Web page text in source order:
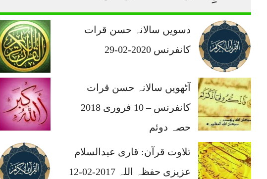
دسویں سالانہ حسن قرات
کانفرنس 2020-02-29
آٹھویں سالانہ حسن قرات
کانفرنس – 10 فروری 2018
حصہ دوئم
تلاوت قرآن: قاری عبدالسلام
عزیزی حفظہ اللہ 2017-02-12